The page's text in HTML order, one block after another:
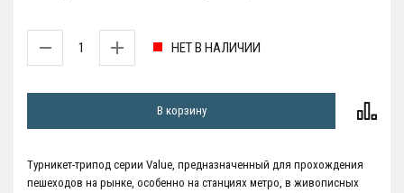
НЕТ В НАЛИЧИИ
В корзину
Турникет-трипод серии Value, предназначенный для прохождения
пешеходов на рынке, особенно на станциях метро, в живописных